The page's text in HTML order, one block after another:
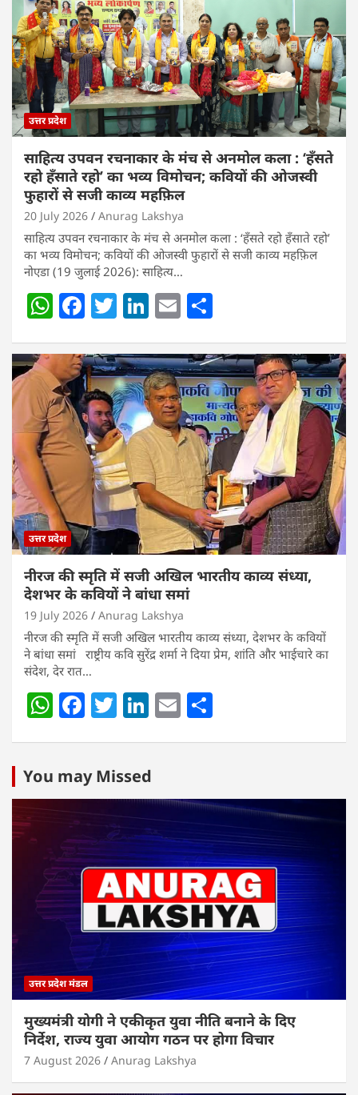
उत्तर प्रदेश
साहित्य उपवन रचनाकार के मंच से अनमोल कला : ‘हॅंसते
रहो हॅंसाते रहो’ का भव्य विमोचन; कवियों की ओजस्वी
फुहारों से सजी काव्य महफ़िल
20 July 2026 Anurag Lakshya
साहित्य उपवन रचनाकार के मंच से अनमोल कला : ‘हॅंसते रहो हॅंसाते रहो’
का भव्य विमोचन; कवियों की ओजस्वी फुहारों से सजी काव्य महफ़िल
नोएडा (19 जुलाई 2026): साहित्य…
W
at
s
A
p
p
F
c
e
b
o
o
k
T
itt
er
Li
k
e
dI
n
E
ai
l
ar
e
उत्तर प्रदेश
नीरज की स्मृति में सजी अखिल भारतीय काव्य संध्या,
देशभर के कवियों ने बांधा समां
19 July 2026 Anurag Lakshya
नीरज की स्मृति में सजी अखिल भारतीय काव्य संध्या, देशभर के कवियों
ने बांधा समां राष्ट्रीय कवि सुरेंद्र शर्मा ने दिया प्रेम, शांति और भाईचारे का
संदेश, देर रात…
W
s
A
p
p
F
e
b
o
o
T
er
Li
e
dI
n
E
You may Missed
उत्तर प्रदेश मंडल
मुख्यमंत्री योगी ने एकीकृत युवा नीति बनाने के दिए
निर्देश, राज्य युवा आयोग गठन पर होगा विचार
7 August 2026 Anurag Lakshya